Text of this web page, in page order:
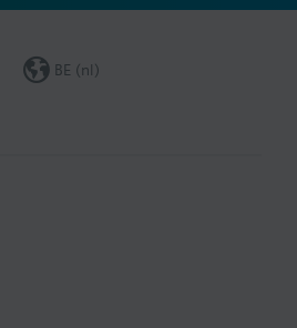
BE (nl)